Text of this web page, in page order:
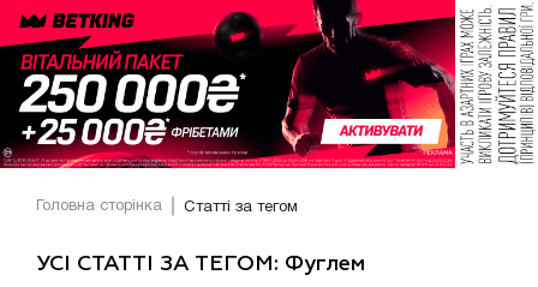
Головна сторінка Статті за тегом
УСІ СТАТТІ ЗА ТЕГОМ: Фуглем